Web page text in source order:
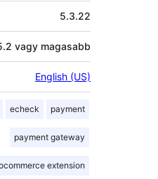
5.3.22
vagy magasabb
English (US)
echeck payment
payment gateway
extension